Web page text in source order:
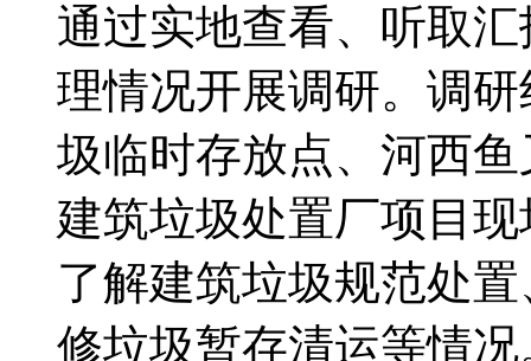
通过实地查看、听取
理情况开展调研。调
圾临时存放点、河西
建筑垃圾处置厂项目
了解建筑垃圾规范处
修垃圾暂存清运等情